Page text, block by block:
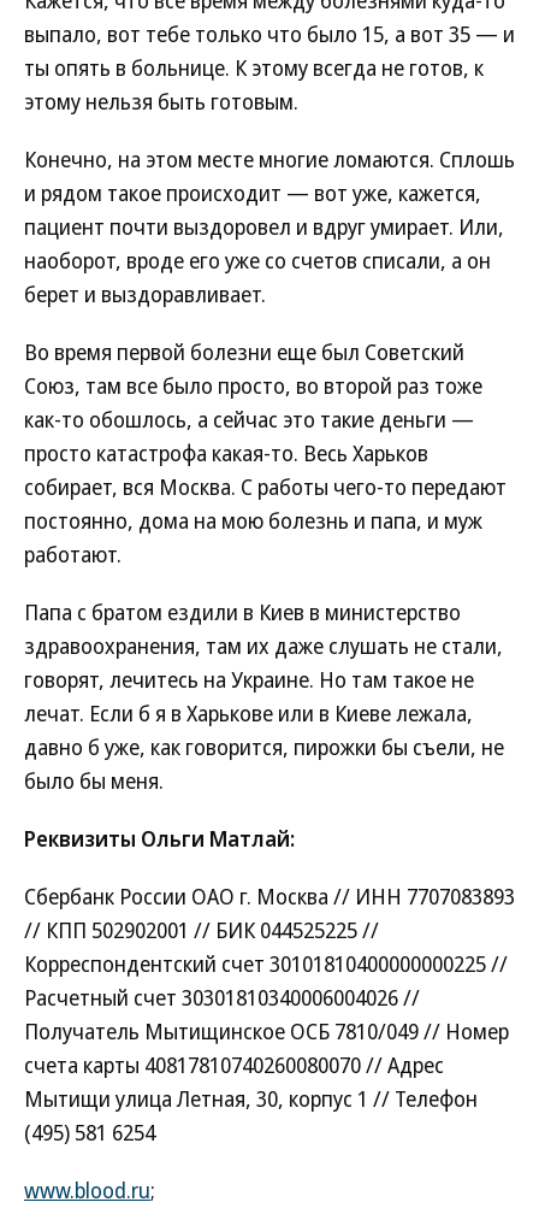
выпало, вот тебе только что было 15, а вот 35 — и
ты опять в больнице. К этому всегда не готов, к
этому нельзя быть готовым.
Конечно, на этом месте многие ломаются. Сплошь
и рядом такое происходит — вот уже, кажется,
пациент почти выздоровел и вдруг умирает. Или,
наоборот, вроде его уже со счетов списали, а он
берет и выздоравливает.
Во время первой болезни еще был Советский
Союз, там все было просто, во второй раз тоже
как-то обошлось, а сейчас это такие деньги —
просто катастрофа какая-то. Весь Харьков
собирает, вся Москва. С работы чего-то передают
постоянно, дома на мою болезнь и папа, и муж
работают.
Папа с братом ездили в Киев в министерство
здравоохранения, там их даже слушать не стали,
говорят, лечитесь на Украине. Но там такое не
лечат. Если б я в Харькове или в Киеве лежала,
давно б уже, как говорится, пирожки бы съели, не
было бы меня.
Реквизиты Ольги Матлай:
Сбербанк России ОАО г. Москва // ИНН 7707083893
// КПП 502902001 // БИК 044525225 //
Корреспондентский счет 30101810400000000225 //
Расчетный счет 30301810340006004026 //
Получатель Мытищинское ОСБ 7810/049 // Номер
счета карты 40817810740260080070 // Адрес
Мытищи улица Летная, 30, корпус 1 // Телефон
(495) 581 6254
www.blood.ru;